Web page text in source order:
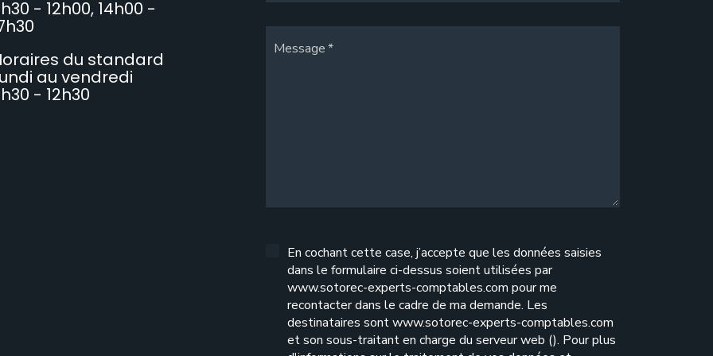
- 12h00, 14h00 -
du standard
au vendredi
- 12h30
Message
En cochant cette case, j’accepte que les données saisies
dans le formulaire ci-dessus soient utilisées par
www.sotorec-experts-comptables.com pour me
recontacter dans le cadre de ma demande. Les
destinataires sont www.sotorec-experts-comptables.com
et son sous-traitant en charge du serveur web (). Pour plus